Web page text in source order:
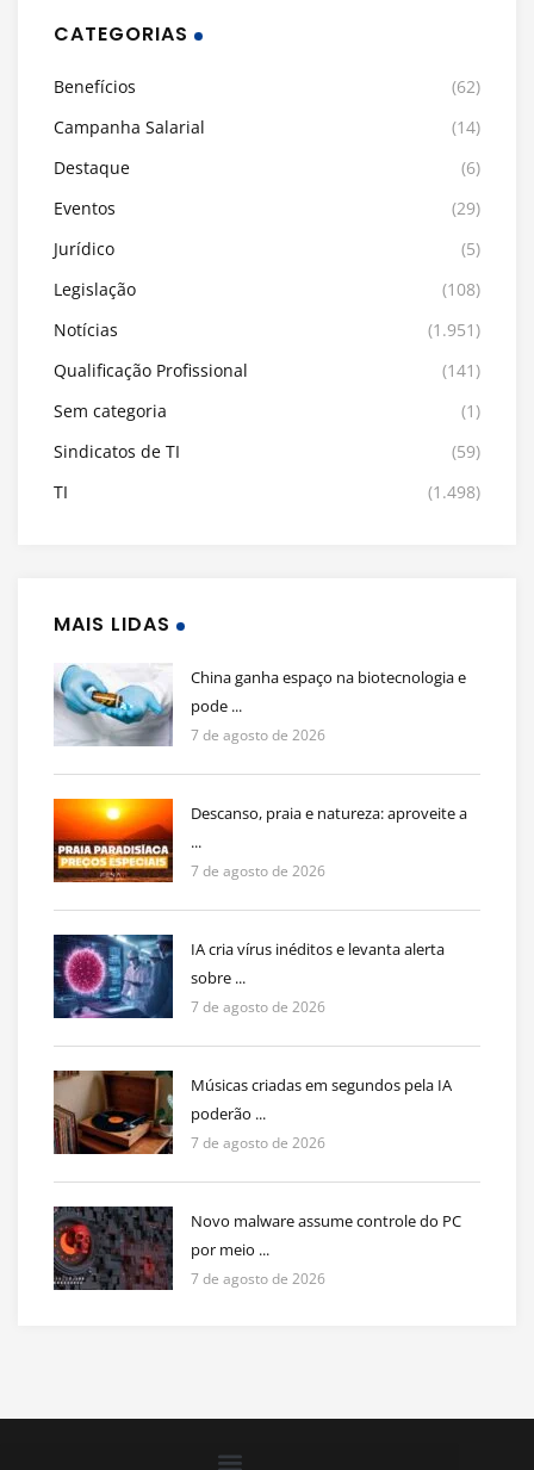
CATEGORIAS
Benefícios
(62)
Campanha Salarial
(14)
Destaque
(6)
Eventos
(29)
Jurídico
(5)
Legislação
(108)
Notícias
(1.951)
Qualificação Profissional
(141)
Sem categoria
(1)
Sindicatos de TI
(59)
TI
(1.498)
MAIS LIDAS
China ganha espaço na biotecnologia e
pode ...
7 de agosto de 2026
Descanso, praia e natureza: aproveite a
...
7 de agosto de 2026
IA cria vírus inéditos e levanta alerta
sobre ...
7 de agosto de 2026
Músicas criadas em segundos pela IA
poderão ...
7 de agosto de 2026
Novo malware assume controle do PC
por meio ...
7 de agosto de 2026